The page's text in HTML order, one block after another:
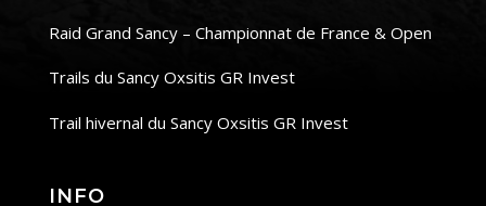
Raid Grand Sancy – Championnat de France & Open
Trails du Sancy Oxsitis GR Invest
Trail hivernal du Sancy Oxsitis GR Invest
INFO